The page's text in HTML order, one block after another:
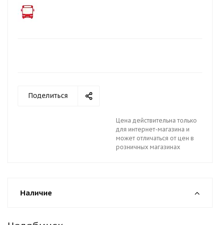
Поделиться
Цена действительна только
для интернет-магазина и
может отличаться от цен в
розничных магазинах
Наличие